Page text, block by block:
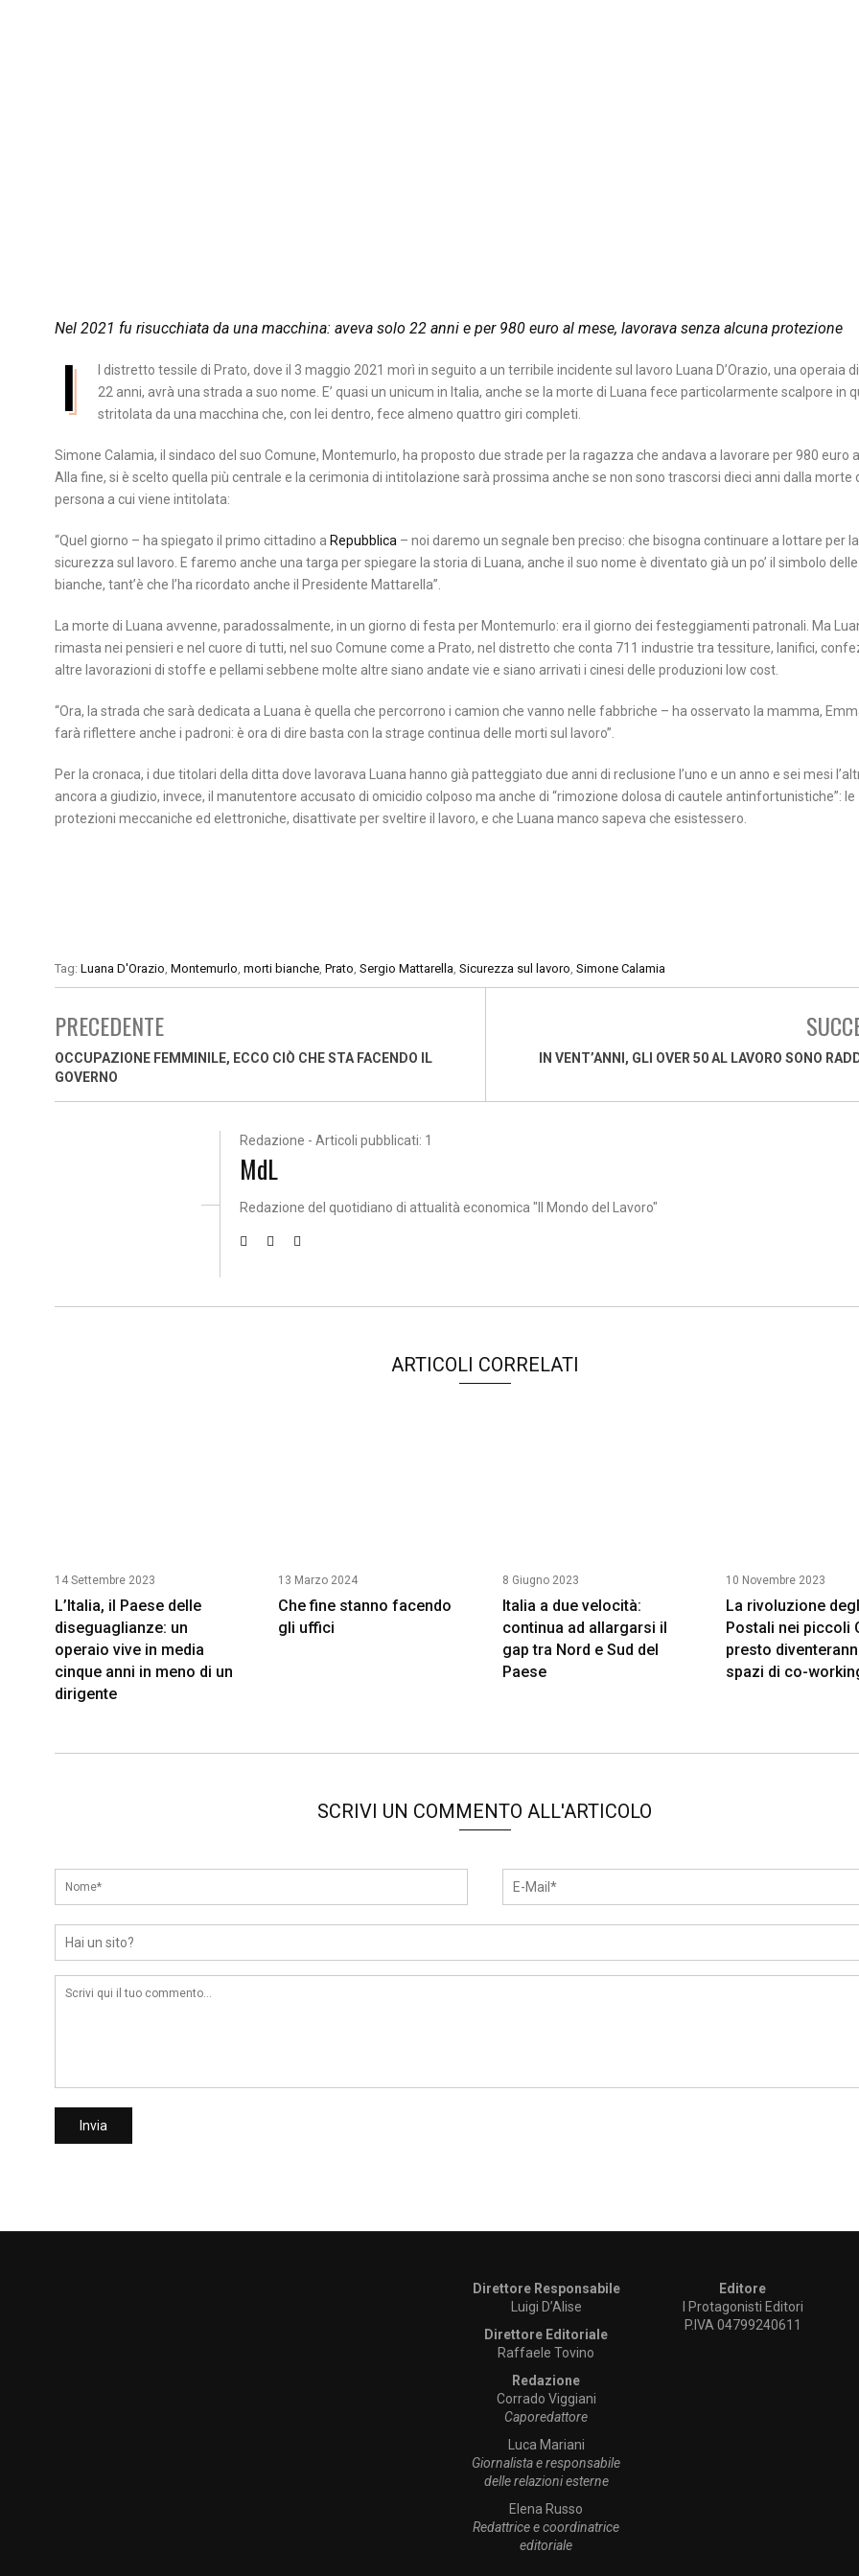
Nel 2021 fu risucchiata da una macchina: aveva solo 22 anni e per 980 euro al mese, lavorava senza alcuna protezione
I
l distretto tessile di Prato, dove il 3 maggio 2021 morì in seguito a un terribile incidente sul lavoro Luana D’Orazio, una operaia
22 anni, avrà una strada a suo nome. E’ quasi un unicum in Italia, anche se la morte di Luana fece particolarmente scalpore in
stritolata da una macchina che, con lei dentro, fece almeno quattro giri completi.
Simone Calamia, il sindaco del suo Comune, Montemurlo, ha proposto due strade per la ragazza che andava a lavorare per 980 euro
Alla fine, si è scelto quella più centrale e la cerimonia di intitolazione sarà prossima anche se non sono trascorsi dieci anni dalla morte
persona a cui viene intitolata:
“Quel giorno – ha spiegato il primo cittadino a Repubblica – noi daremo un segnale ben preciso: che bisogna continuare a lottare per la
sicurezza sul lavoro. E faremo anche una targa per spiegare la storia di Luana, anche il suo nome è diventato già un po’ il simbolo
bianche, tant’è che l’ha ricordato anche il Presidente Mattarella”.
La morte di Luana avvenne, paradossalmente, in un giorno di festa per Montemurlo: era il giorno dei festeggiamenti patronali. Ma
rimasta nei pensieri e nel cuore di tutti, nel suo Comune come a Prato, nel distretto che conta 711 industrie tra tessiture, lanifici,
altre lavorazioni di stoffe e pellami sebbene molte altre siano andate vie e siano arrivati i cinesi delle produzioni low cost.
“Ora, la strada che sarà dedicata a Luana è quella che percorrono i camion che vanno nelle fabbriche – ha osservato la mamma,
farà riflettere anche i padroni: è ora di dire basta con la strage continua delle morti sul lavoro”.
Per la cronaca, i due titolari della ditta dove lavorava Luana hanno già patteggiato due anni di reclusione l’uno e un anno e sei mesi
ancora a giudizio, invece, il manutentore accusato di omicidio colposo ma anche di “rimozione dolosa di cautele antinfortunistiche”: le
protezioni meccaniche ed elettroniche, disattivate per sveltire il lavoro, e che Luana manco sapeva che esistessero.
Tag: Luana D'Orazio, Montemurlo, morti bianche, Prato, Sergio Mattarella, Sicurezza sul lavoro, Simone Calamia
PRECEDENTE
OCCUPAZIONE FEMMINILE, ECCO CIÒ CHE STA FACENDO IL
GOVERNO
IN VENT’ANNI, GLI OVER 50 AL LAVORO SONO
Redazione - Articoli pubblicati: 1
MdL
Redazione del quotidiano di attualità economica "Il Mondo del Lavoro"
ARTICOLI CORRELATI
14 Settembre 2023
L’Italia, il Paese delle
diseguaglianze: un
operaio vive in media
cinque anni in meno di un
dirigente
13 Marzo 2024
Che fine stanno facendo
gli uffici
8 Giugno 2023
Italia a due velocità:
continua ad allargarsi il
gap tra Nord e Sud del
Paese
10 Novembre 2023
La rivoluzione
Postali nei piccoli
presto
spazi di co-
SCRIVI UN COMMENTO ALL'ARTICOLO
Direttore Responsabile
Luigi D’Alise
Direttore Editoriale
Raffaele Tovino
Redazione
Corrado Viggiani
Caporedattore
Luca Mariani
Giornalista e responsabile
delle relazioni esterne
Elena Russo
Redattrice e coordinatrice
editoriale
Editore
I Protagonisti Editori
P.IVA 04799240611